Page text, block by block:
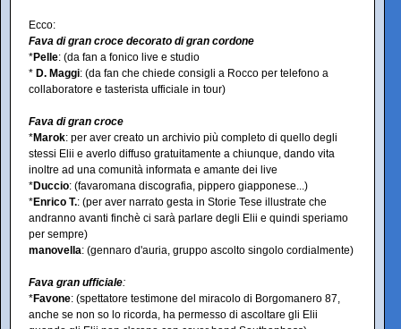
Ecco:
Fava di gran croce decorato di gran cordone
*Pelle: (da fan a fonico live e studio
* D. Maggi: (da fan che chiede consigli a Rocco per telefono a
collaboratore e tasterista ufficiale in tour)
Fava di gran croce
*Marok: per aver creato un archivio più completo di quello degli
stessi Elii e averlo diffuso gratuitamente a chiunque, dando vita
inoltre ad una comunità informata e amante dei live
*Duccio: (favaromana discografia, pippero giapponese...)
*Enrico T.: (per aver narrato gesta in Storie Tese illustrate che
andranno avanti finchè ci sarà parlare degli Elii e quindi speriamo
per sempre)
manovella: (gennaro d'auria, gruppo ascolto singolo cordialmente)
Fava gran ufficiale:
*Favone: (spettatore testimone del miracolo di Borgomanero 87,
anche se non so lo ricorda, ha permesso di ascoltare gli Elii